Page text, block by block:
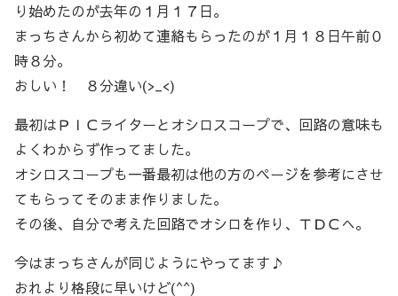
り始めたのが去年の１月１７日。
まっちさんから初めて連絡もらったのが１月１８日午前０
時８分。
おしい！ ８分違い(>_<)
最初はＰＩＣライターとオシロスコープで、回路の意味も
よくわからず作ってました。
オシロスコープも一番最初は他の方のページを参考にさせ
てもらってそのまま作りました。
その後、自分で考えた回路でオシロを作り、ＴＤＣへ。
今はまっちさんが同じようにやってます♪
おれより格段に早いけど(^^)